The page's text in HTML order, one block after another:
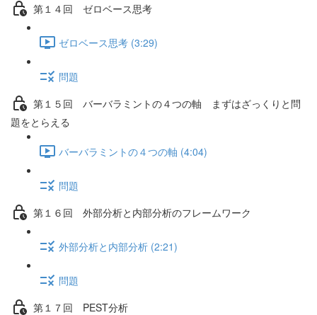
第１４回 ゼロベース思考
ゼロベース思考 (3:29)
問題
第１５回 バーバラミントの４つの軸 まずはざっくりと問
題をとらえる
バーバラミントの４つの軸 (4:04)
問題
第１６回 外部分析と内部分析のフレームワーク
外部分析と内部分析 (2:21)
問題
第１７回 PEST分析